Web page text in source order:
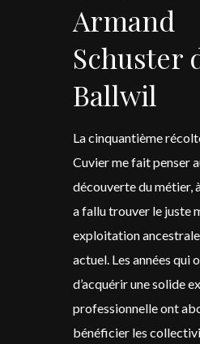
Armand
Schuster
Ballwil
La cinquantième
Cuvier me fait penser
découverte du métier,
a fallu trouver le juste
exploitation
actuel. Les années qui
d’acquérir une solide
professionnelle ont
bénéficier les